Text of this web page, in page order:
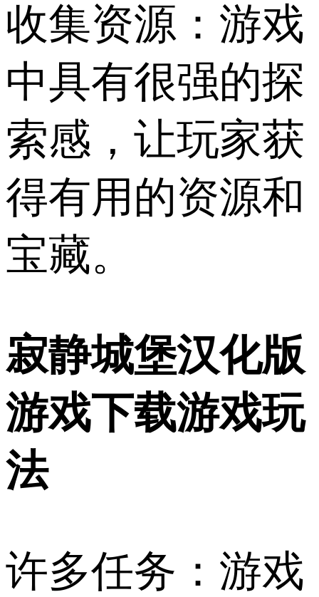
收集资源：游戏
中具有很强的探
索感，让玩家获
得有用的资源和
宝藏。
寂静城堡汉化版
游戏下载游戏玩
法
许多任务：游戏